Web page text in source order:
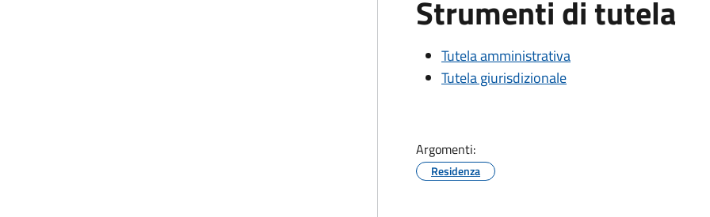
Strumenti di tutela
Tutela amministrativa
Tutela giurisdizionale
Argomenti:
Residenza